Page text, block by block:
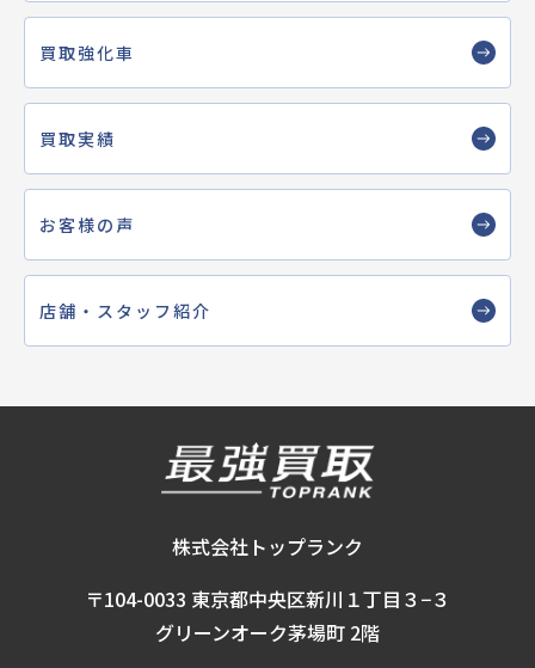
買取強化車
買取実績
お客様の声
店舗・スタッフ紹介
株式会社トップランク
〒104-0033 東京都中央区新川１丁目３−３
グリーンオーク茅場町 2階